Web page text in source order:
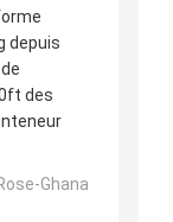
depuis
des
Ghana